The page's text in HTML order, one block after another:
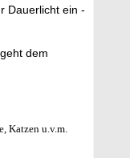
Dauerlicht ein -
dem
Katzen u.v.m.